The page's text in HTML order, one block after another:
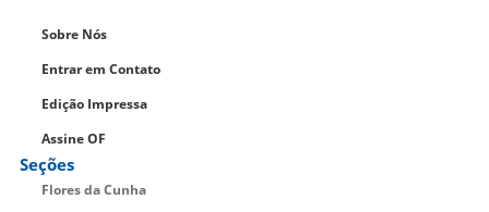
Sobre Nós
Entrar em Contato
Edição Impressa
Assine OF
Seções
Flores da Cunha